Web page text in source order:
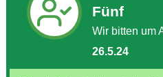
Fünf
Wir bitten um
26.5.24